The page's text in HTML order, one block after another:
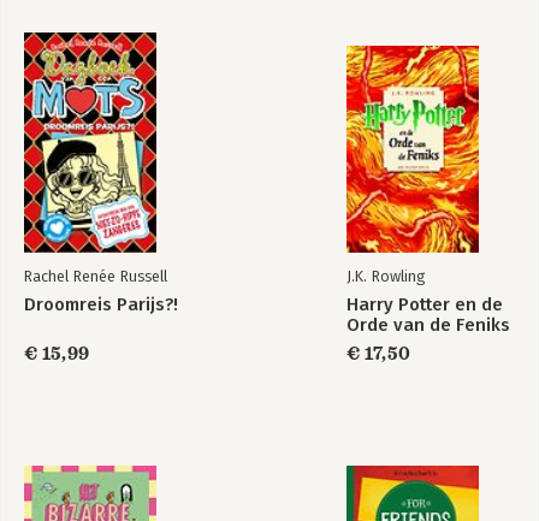
Rachel Renée Russell
Droomreis Parijs?!
€ 15,99
J.K. Rowling
Harry Potter en de
Orde van de Feniks
€ 17,50